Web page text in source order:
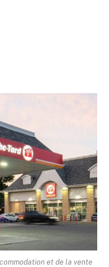
et de la vente